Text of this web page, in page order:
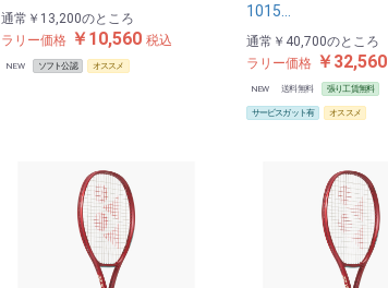
通常 ￥13,200のところ
ラリー価格 ￥10,560税込
NEW ソフト公認 オススメ
1015…
通常 ￥40,700のところ
ラリー価格￥32,560
NEW 送料無料 張り工賃無料
サービスガット有 オススメ